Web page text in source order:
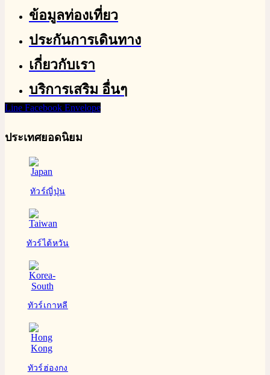
ข้อมูลท่องเที่ยว
ประกันการเดินทาง
เกี่ยวกับเรา
บริการเสริม อื่นๆ
Line Facebook Envelope
ประเทศยอดนิยม
ทัวร์ญี่ปุ่น
ทัวร์ไต้หวัน
ทัวร์เกาหลี
ทัวร์ฮ่องกง